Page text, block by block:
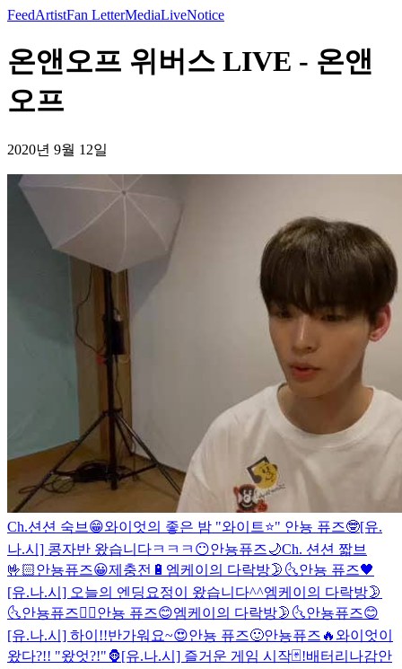
FeedArtistFan LetterMediaLiveNotice
온앤오프 위버스 LIVE - 온앤
오프
2020년 9월 12일
Ch.션션 숙브😁와이엇의 좋은 밤 "와이트⭐️" 안뇽 퓨즈🤓[유.
나.시] 콩자반 왔습니다ㅋㅋㅋ😶안뇽퓨즈🌙Ch. 션션 짧브
🤟🏻안뇽퓨즈😀제충전🔋 엠케이의 다락방🌛🌜안뇽 퓨즈🖤
[유.나.시] 오늘의 엔딩요정이 왔습니다^^엠케이의 다락방🌛
🌜안뇽퓨즈👍🏻안뇽 퓨즈😊엠케이의 다락방🌛🌜안뇽퓨즈😊
[유.나.시] 하이!!반가워요~😍안뇽 퓨즈🙂안뇽퓨즈🔥와이엇이
왔다?!! "왔엇?!"🦍[유.나.시] 즐거운 게임 시작🃏!배터리나감안